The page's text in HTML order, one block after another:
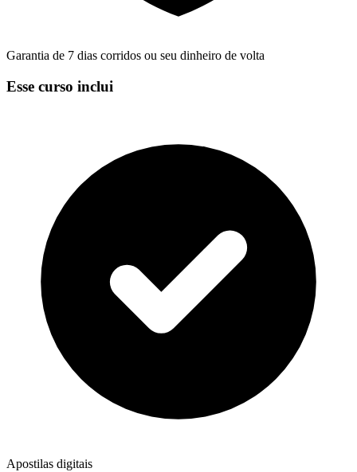
Garantia de 7 dias corridos ou seu dinheiro de volta
Esse curso inclui
Apostilas digitais